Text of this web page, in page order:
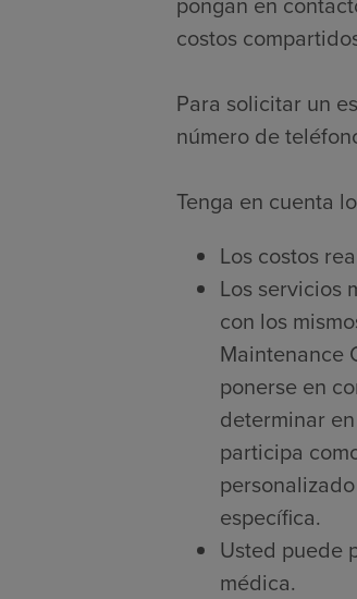
costos
Para solicitar un
número de
Tenga en cuenta
Los costos
Los servicios
con los
Maintenance
ponerse en
determinar
participa
específica.
Usted puede
médica.